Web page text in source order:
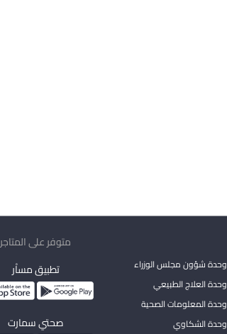
وحدة شؤون مجلس الوزراء
وحدة العلاج الطبيعي
وحدة المعلومات الصحية
وحدة الشكاوي
متوفر على المتاجر
تطبيق مساْر
صحتي سمارت